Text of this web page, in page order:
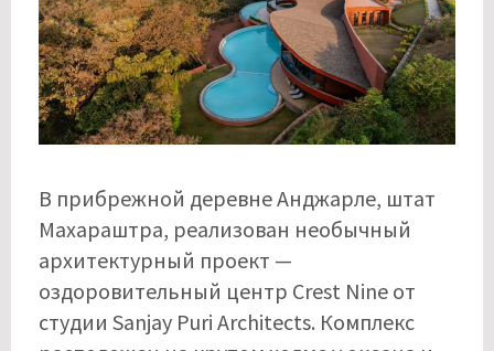
В прибрежной деревне Анджарле, штат
Махараштра, реализован необычный
архитектурный проект —
оздоровительный центр Crest Nine от
студии Sanjay Puri Architects. Комплекс